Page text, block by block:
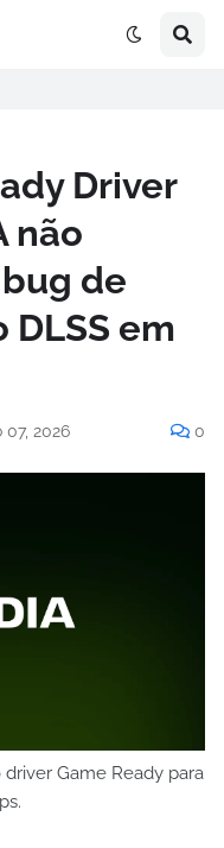
Driver
não
de
em
2026 0
Game Ready para